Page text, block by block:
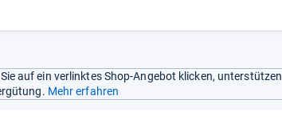
auf ein verlinktes Shop-Angebot klicken, unterstützen
Mehr erfahren